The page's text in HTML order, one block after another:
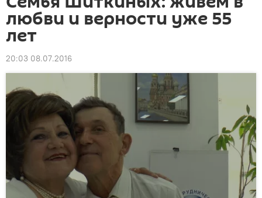
любви и верности уже 55
лет
20:03 08.07.2016